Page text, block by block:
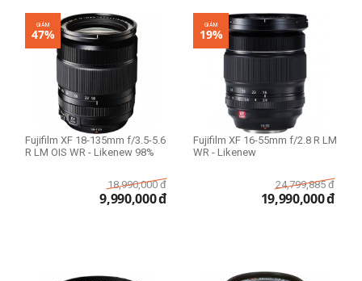
GIẢM
47%
Fujifilm XF 18-135mm f/3.5-5.6
R LM OIS WR - Likenew 98%
18,990,000 đ
9,990,000đ
GIẢM
19%
Fujifilm XF 16-55mm f/2.8 R LM
WR - Likenew
24,799,885 đ
19,990,000đ